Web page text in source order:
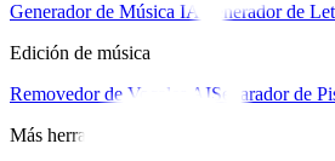
Generador de Música IA
Generador de
Edición de música
Removedor de Vocales AISeparador de
Más herramientas de música